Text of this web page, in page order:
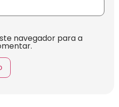
navegador para a